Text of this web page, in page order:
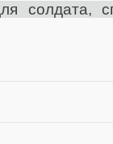
солдата,